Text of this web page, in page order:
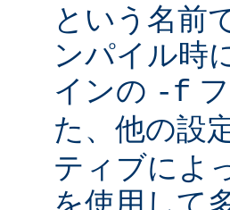
という名前
ンパイル時
インの -f
た、他の設
ティブによ
を使用して